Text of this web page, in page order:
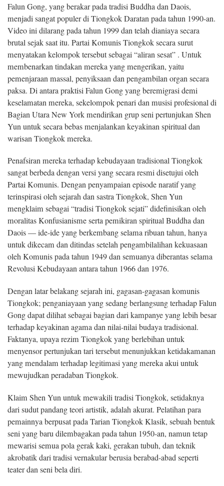
Falun Gong, yang berakar pada tradisi Buddha dan Daois,
menjadi sangat populer di Tiongkok Daratan pada tahun 1990-an.
Video ini dilarang pada tahun 1999 dan telah dianiaya secara
brutal sejak saat itu. Partai Komunis Tiongkok secara surut
menyatakan kelompok tersebut sebagai “aliran sesat” . Untuk
membenarkan tindakan mereka yang mengerikan, yaitu
pemenjaraan massal, penyiksaan dan pengambilan organ secara
paksa. Di antara praktisi Falun Gong yang beremigrasi demi
keselamatan mereka, sekelompok penari dan musisi profesional di
Bagian Utara New York mendirikan grup seni pertunjukan Shen
Yun untuk secara bebas menjalankan keyakinan spiritual dan
warisan Tiongkok mereka.
Penafsiran mereka terhadap kebudayaan tradisional Tiongkok
sangat berbeda dengan versi yang secara resmi disetujui oleh
Partai Komunis. Dengan penyampaian episode naratif yang
terinspirasi oleh sejarah dan sastra Tiongkok, Shen Yun
mengklaim sebagai “tradisi Tiongkok sejati” didefinisikan oleh
moralitas Konfusianisme serta pemikiran spiritual Buddha dan
Daois — ide-ide yang berkembang selama ribuan tahun, hanya
untuk dikecam dan ditindas setelah pengambilalihan kekuasaan
oleh Komunis pada tahun 1949 dan semuanya diberantas selama
Revolusi Kebudayaan antara tahun 1966 dan 1976.
Dengan latar belakang sejarah ini, gagasan-gagasan komunis
Tiongkok; penganiayaan yang sedang berlangsung terhadap Falun
Gong dapat dilihat sebagai bagian dari kampanye yang lebih besar
terhadap keyakinan agama dan nilai-nilai budaya tradisional.
Faktanya, upaya rezim Tiongkok yang berlebihan untuk
menyensor pertunjukan tari tersebut menunjukkan ketidakamanan
yang mendalam terhadap legitimasi yang mereka akui untuk
mewujudkan peradaban Tiongkok.
Klaim Shen Yun untuk mewakili tradisi Tiongkok, setidaknya
dari sudut pandang teori artistik, adalah akurat. Pelatihan para
pemainnya berpusat pada Tarian Tiongkok Klasik, sebuah bentuk
seni yang baru dilembagakan pada tahun 1950-an, namun tetap
mewarisi semua pola gerak kaki, gerakan tubuh, dan teknik
akrobatik dari tradisi vernakular berusia berabad-abad seperti
teater dan seni bela diri.